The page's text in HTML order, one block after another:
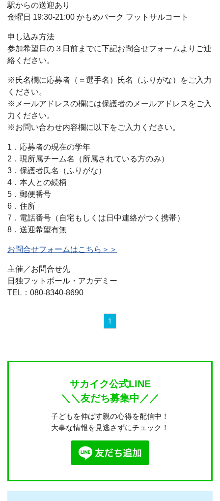
駅からの送迎あり
金曜日 19:30-21:00 かもめパーク フットサルコート
申し込み方法
参加希望日の３日前までに下記お問合せフォームよりご連
絡ください。
※氏名欄に応募者（＝選手名）氏名（ふりがな）をご入力
ください。
※メールアドレスの欄には保護者のメールアドレスをご入
力ください。
※お問い合わせ内容欄に以下をご入力ください。
1．応募者の現在の学年
2．現所属チーム名（所属されている方のみ）
3．保護者氏名（ふりがな）
4．本人との続柄
5．郵便番号
6．住所
7．電話番号（自宅もしくは日中連絡がつく携帯）
8．送迎希望有無
お問合せフォームはこちら＞＞
主催／お問合せ先
日独フットボール・アカデミー
TEL：080-8340-8690
1
サカイク公式LINE
＼＼友だち募集中／／
子どもを伸ばす親の心得を配信中！
大事な情報を見逃さずにチェック！